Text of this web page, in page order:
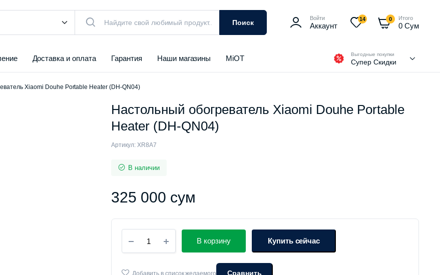
Поиск
Войти
Аккаунт
14 0 Итого
0Сум
Доставка и оплата Гарантия Наши магазины MiOT Выгодные покупки
Супер Скидки
Xiaomi Douhe Portable Heater (DH-QN04)
Настольный обогреватель Xiaomi Douhe Portable
Heater (DH-QN04)
Артикул: XR8A7
В наличии
325 000 сум
обогреватель
Xiaomi
Portable
В корзину Купить сейчас
Добавить в список желаемого Сравнить